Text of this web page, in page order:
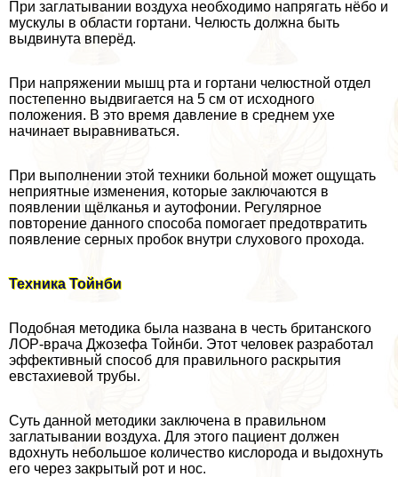
При заглатывании воздуха необходимо напрягать нёбо и
мускулы в области гортани. Челюсть должна быть
выдвинута вперёд.
При напряжении мышц рта и гортани челюстной отдел
постепенно выдвигается на 5 см от исходного
положения. В это время давление в среднем ухе
начинает выравниваться.
При выполнении этой техники больной может ощущать
неприятные изменения, которые заключаются в
появлении щёлканья и аутофонии. Регулярное
повторение данного способа помогает предотвратить
появление серных пробок внутри слухового прохода.
Техника Тойнби
Подобная методика была названа в честь британского
ЛОР-врача Джозефа Тойнби. Этот человек разработал
эффективный способ для правильного раскрытия
евстахиевой трубы.
Суть данной методики заключена в правильном
заглатывании воздуха. Для этого пациент должен
вдохнуть небольшое количество кислорода и выдохнуть
его через закрытый рот и нос.